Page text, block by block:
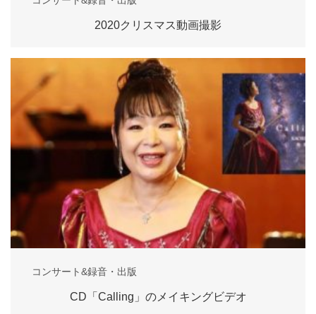
2020クリスマス動画撮影
コンサート&録音・出版
CD「Calling」のメイキングビデオ